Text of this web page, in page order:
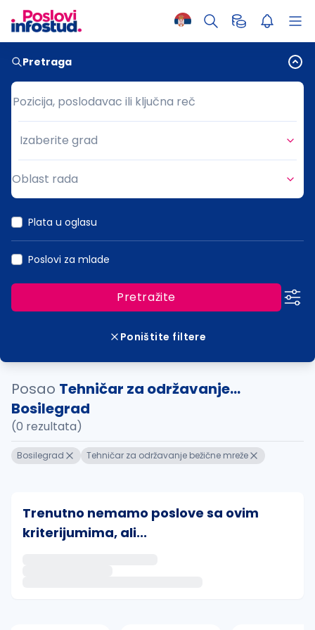
Pretraga
Pozicija, poslodavac ili ključna reč
Pozicija, poslodavac ili ključna reč
Grad
Izaberite grad
Oblast rada
Plata u oglasu
Poslovi za mlade
Pretražite
Poništite filtere
Posao Tehničar za održavanje...
Bosilegrad
(0 rezultata)
Bosilegrad Tehničar za održavanje bežične mreže
Trenutno nemamo poslove sa ovim
kriterijumima, ali...